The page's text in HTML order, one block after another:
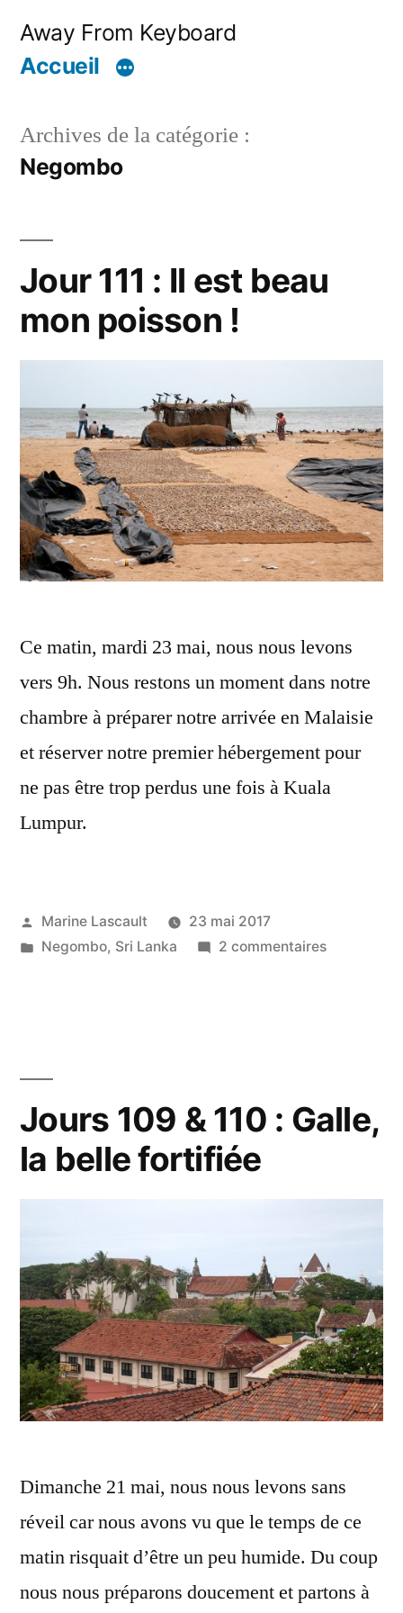
Away From Keyboard
Accueil
Archives de la catégorie :
Negombo
Jour 111 : Il est beau
mon poisson !
Ce matin, mardi 23 mai, nous nous levons
vers 9h. Nous restons un moment dans notre
chambre à préparer notre arrivée en Malaisie
et réserver notre premier hébergement pour
ne pas être trop perdus une fois à Kuala
Lumpur.
Publié
par
Marine Lascault
23 mai 2017
Publié
Negombo, Sri Lanka 2 commentairessur
mon
Jours 109 & 110 : Galle,
la belle fortifiée
Dimanche 21 mai, nous nous levons sans
réveil car nous avons vu que le temps de ce
matin risquait d’être un peu humide. Du coup
nous nous préparons doucement et partons à